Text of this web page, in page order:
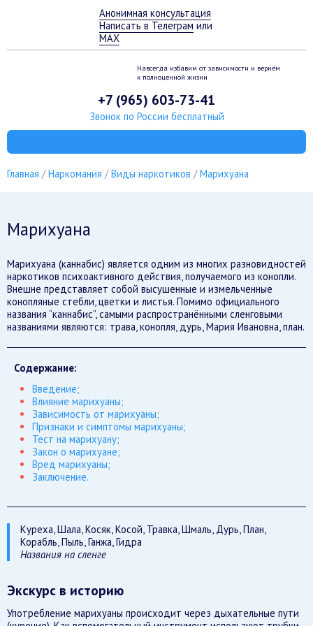
Анонимная консультация
Написать в Телеграм или
MAX
Навсегда избавим от зависимости и вернём
к полноценной жизни
+7 (965) 603-73-41
Звонок по России бесплатный
Главная Наркомания Виды наркотиков Марихуана
Марихуана
Марихуана (каннабис) является одним из многих разновидностей
наркотиков психоактивного действия, получаемого из конопли.
Внешне представляет собой высушенные и измельченные
конопляные стебли, цветки и листья. Помимо официального
названия “каннабис”, самыми распространёнными сленговыми
названиями являются: трава, конопля, дурь, Мария Ивановна, план.
Содержание:
Введение;
Влияние марихуаны;
Зависимость от марихуаны;
Признаки и симптомы марихуаны;
Тест на марихуану;
Закон о марихуане;
Вред марихуаны;
Заключение.
Куреха, Шала, Косяк, Косой, Травка, Шмаль, Дурь, План,
Корабль, Пыль, Ганжа, Гидра
Названия на сленге
Экскурс в историю
Употребление марихуаны происходит через дыхательные пути